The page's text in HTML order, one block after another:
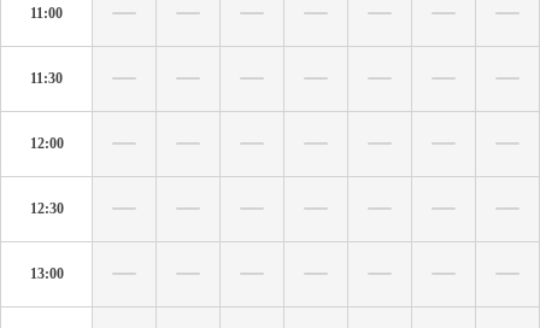
11:00
11:30
12:00
12:30
13:00